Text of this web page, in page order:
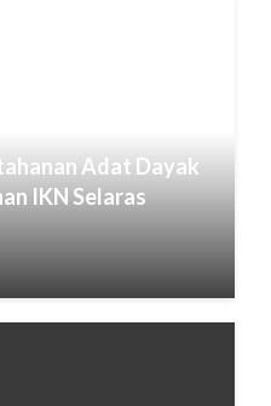
Adat Dayak
IKN Selaras